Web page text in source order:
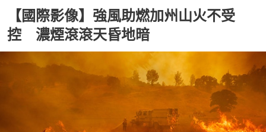
【國際影像】強風助燃加州山火不受
控 濃煙滾滾天昏地暗